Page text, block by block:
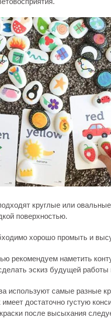
круглые или
поверхностью.
хорошо промыть и
рекомендуем наметить
эскиз будущей работы
используют самые разные
имеет достаточно густую
после высыхания